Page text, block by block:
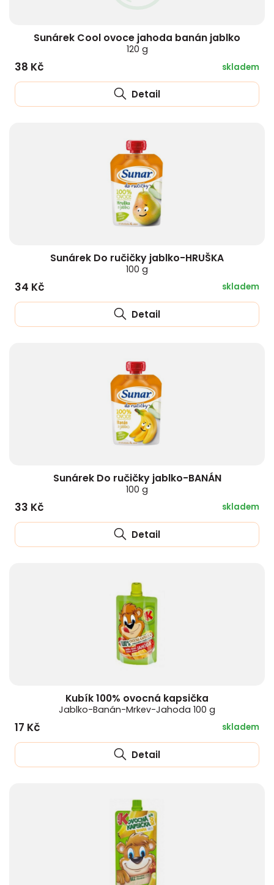
Sunárek Cool ovoce jahoda banán jablko
120 g
38 Kč skladem
Detail
Sunárek Do ručičky jablko-HRUŠKA
100 g
34 Kč skladem
Detail
Sunárek Do ručičky jablko-BANÁN
100 g
33 Kč skladem
Detail
Kubík 100% ovocná kapsička
Jablko-Banán-Mrkev-Jahoda 100 g
17 Kč skladem
Detail